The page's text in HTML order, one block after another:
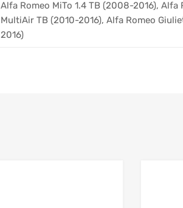
Alfa Romeo MiTo 1.4 TB (2008-2016), Alfa
MultiAir TB (2010-2016), Alfa Romeo
2016)